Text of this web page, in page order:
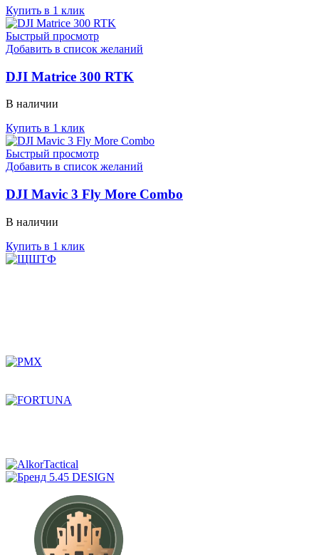
Купить в 1 клик
Быстрый просмотр
Добавить в список желаний
DJI Matrice 300 RTK
В наличии
Купить в 1 клик
Быстрый просмотр
Добавить в список желаний
DJI Mavic 3 Fly More Combo
В наличии
Купить в 1 клик